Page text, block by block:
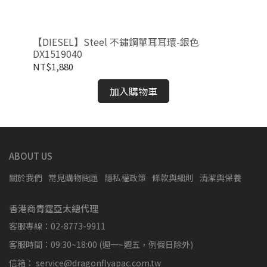
【DIESEL】Steel 不鏽鋼單耳耳環-銀色
DX1519040
NT$1,880
加入購物車
ABOUT US
關於我們 常見購物問題 隱私權政策 條款與細則 清潔與保養
香港商青霆亞太總代理
客服專線：02-8773-9911
客服時間：09:30~18:00 (週一~週五，例假日除外)
信箱： service@dragonflyapac.com.tw